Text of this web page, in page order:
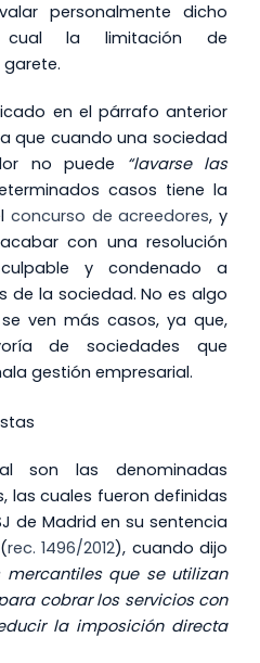
personalmente dicho
la limitación de
en el párrafo anterior
que cuando una sociedad
no puede
“lavarse las
casos tiene la
concurso de acreedores, y
con una resolución
y condenado a
de la sociedad. No es algo
ven más casos, ya que,
de sociedades que
gestión empresarial.
son las denominadas
las cuales fueron definidas
de Madrid en su sentencia
rec. 1496/2012), cuando dijo
mercantiles que se utilizan
cobrar los servicios con
la imposición directa